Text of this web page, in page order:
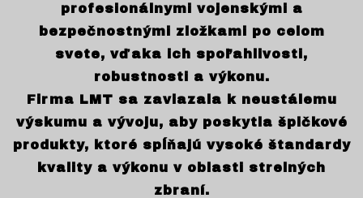
profesionálnymi vojenskými a
bezpečnostnými zložkami po celom
svete, vďaka ich spoľahlivosti,
robustnosti a výkonu.
Firma LMT sa zaviazala k neustálemu
výskumu a vývoju, aby poskytla špičkové
produkty, ktoré spĺňajú vysoké štandardy
kvality a výkonu v oblasti strelných
zbraní.